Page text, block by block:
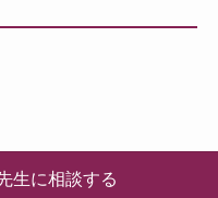
生に相談する